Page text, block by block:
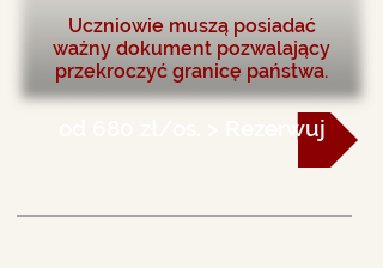
Uczniowie muszą posiadać
ważny dokument pozwalający
przekroczyć granicę państwa.
od 680 zł/os. > Rezerwuj